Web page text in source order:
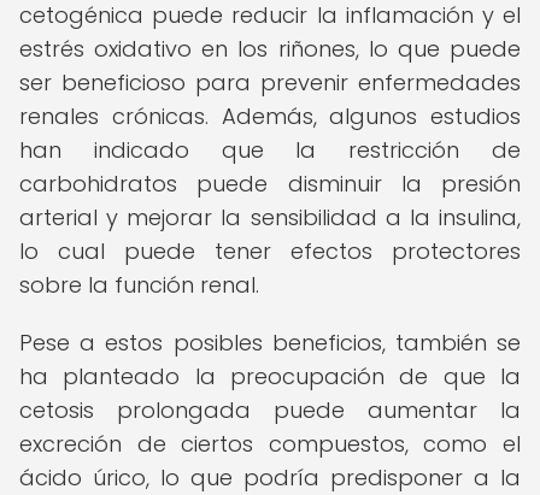
cetogénica puede reducir la inflamación y el
estrés oxidativo en los riñones, lo que puede
ser beneficioso para prevenir enfermedades
renales crónicas. Además, algunos estudios
han indicado que la restricción de
carbohidratos puede disminuir la presión
arterial y mejorar la sensibilidad a la insulina,
lo cual puede tener efectos protectores
sobre la función renal.
Pese a estos posibles beneficios, también se
ha planteado la preocupación de que la
cetosis prolongada puede aumentar la
excreción de ciertos compuestos, como el
ácido úrico, lo que podría predisponer a la